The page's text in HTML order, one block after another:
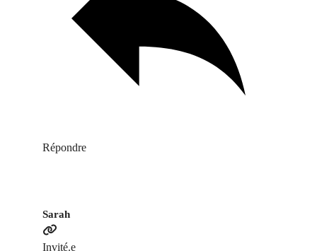
Répondre
Sarah
Invité.e